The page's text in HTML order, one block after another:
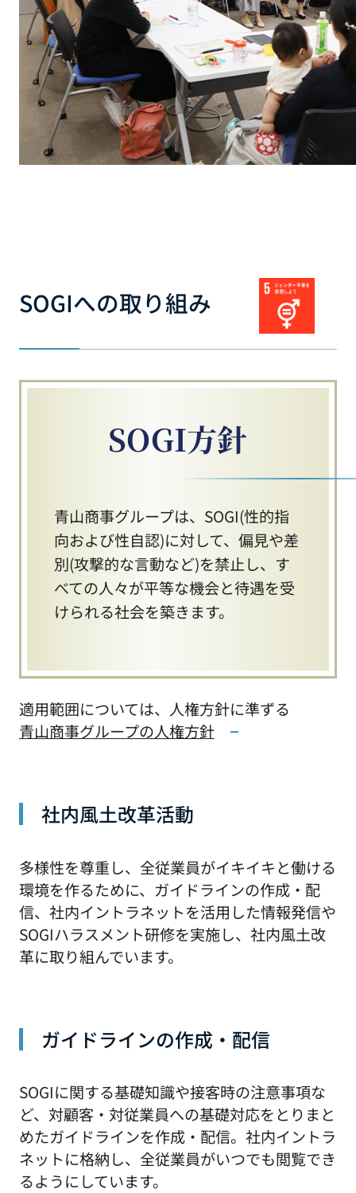
SOGIへの取り組み
SOGI方針
青山商事グループは、SOGI(性的指
向および性自認)に対して、偏見や差
別(攻撃的な言動など)を禁止し、す
べての人々が平等な機会と待遇を受
けられる社会を築きます。
適用範囲については、人権方針に準ずる
青山商事グループの人権方針
社内風土改革活動
多様性を尊重し、全従業員がイキイキと働ける
環境を作るために、ガイドラインの作成・配
信、社内イントラネットを活用した情報発信や
SOGIハラスメント研修を実施し、社内風土改
革に取り組んでいます。
ガイドラインの作成・配信
SOGIに関する基礎知識や接客時の注意事項な
ど、対顧客・対従業員への基礎対応をとりまと
めたガイドラインを作成・配信。社内イントラ
ネットに格納し、全従業員がいつでも閲覧でき
るようにしています。